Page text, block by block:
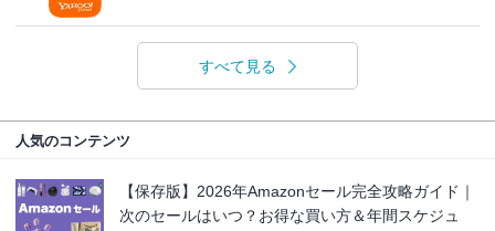
すべて見る
人気のコンテンツ
【保存版】2026年Amazonセール完全攻略ガイド｜
次のセールはいつ？お得な買い方＆年間スケジュ